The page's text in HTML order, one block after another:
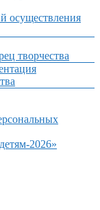
осуществления
творчества
2026»